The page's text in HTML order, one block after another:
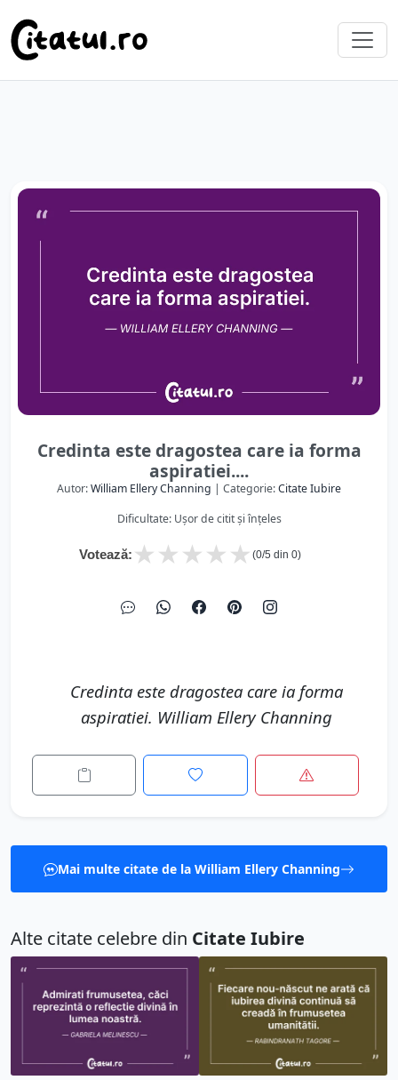
Credinta este dragostea care ia forma
aspiratiei....
Autor:William Ellery Channing | Categorie:Citate Iubire
Dificultate: Ușor de citit și înțeles
Votează: ★
★
★
★
★ (0/5 din 0)
Credinta este dragostea care ia forma
aspiratiei. William Ellery Channing
Mai multe citate de la William Ellery Channing
Alte citate celebre din Citate Iubire